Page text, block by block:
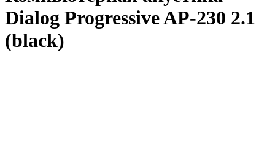
Dialog Progressive AP-230 2.1
(black)